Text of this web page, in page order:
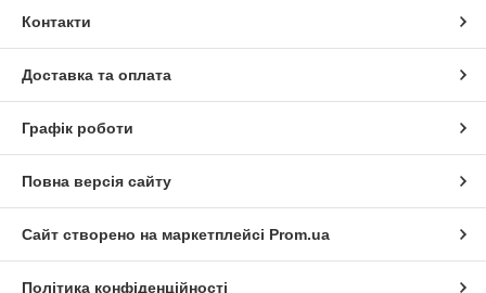
Контакти
Доставка та оплата
Графік роботи
Повна версія сайту
Сайт створено на маркетплейсі Prom.ua
Політика конфіденційності